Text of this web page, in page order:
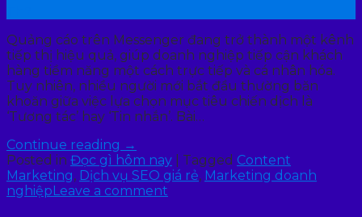
Quảng cáo trên Messenger đang trở thành một kênh
tiếp thị hiệu quả, giúp doanh nghiệp tiếp cận khách
hàng tiềm năng một cách trực tiếp và cá nhân hóa.
Tuy nhiên, nhiều người mới bắt đầu thường băn
khoăn giữa việc lựa chọn mục tiêu chiến dịch là
‘Tương tác’ hay ‘Tin nhắn’. Bài…
Continue reading →
Posted in Đọc gì hôm nay Tagged Content
Marketing, Dịch vụ SEO giá rẻ, Marketing doanh
nghiệpLeave a comment